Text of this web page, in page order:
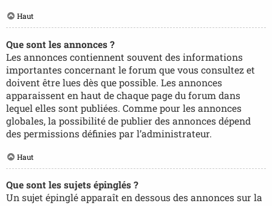
Haut
Que sont les annonces ?
Les annonces contiennent souvent des informations
importantes concernant le forum que vous consultez et
doivent être lues dès que possible. Les annonces
apparaissent en haut de chaque page du forum dans
lequel elles sont publiées. Comme pour les annonces
globales, la possibilité de publier des annonces dépend
des permissions définies par l’administrateur.
Haut
Que sont les sujets épinglés ?
Un sujet épinglé apparaît en dessous des annonces sur la